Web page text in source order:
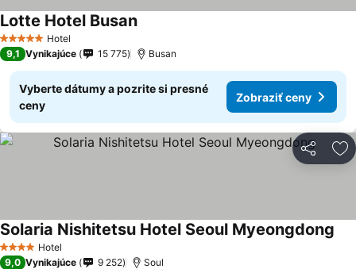
5 Počet hviezdičiek
Hotel
Lotte Hotel BusanZobraziť ceny
9,1 Vynikajúce 15 775 Busan
Vyberte dátumy a pozrite si presné
ceny
Zobraziť ceny
Zdieľať
4 Počet hviezdičiek
Hotel
Solaria Nishitetsu Hotel Seoul Myeongdong
9,0 Vynikajúce 9 252 Soul